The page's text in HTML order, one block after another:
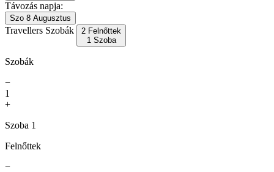
Távozás napja:
Szo 8 Augusztus
Travellers Szobák
2 Felnőttek
1 Szoba
Szobák
−
1
+
Szoba 1
Felnőttek
−